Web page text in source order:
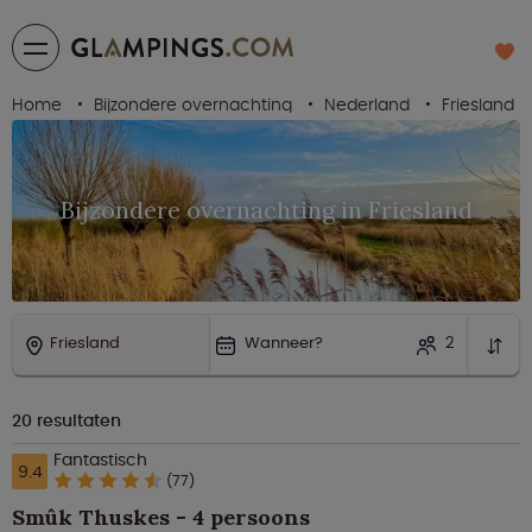
Home Bijzondere overnachting Nederland Friesland
Bijzondere overnachting in Friesland
Friesland Wanneer? 2
20 resultaten
9.4 Fantastisch
(77)
Smûk Thuskes - 4 persoons